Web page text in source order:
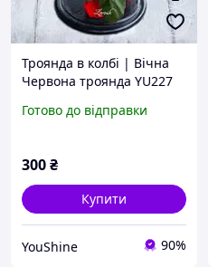
Троянда в колбі | Вічна
Червона троянда YU227
Готово до відправки
300₴
Купити
YouShine 90%